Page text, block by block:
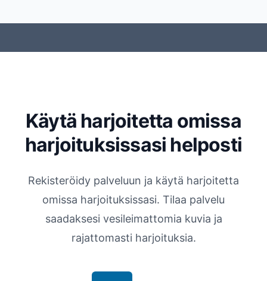
Käytä harjoitetta omissa
harjoituksissasi helposti
Rekisteröidy palveluun ja käytä harjoitetta
omissa harjoituksissasi. Tilaa palvelu
saadaksesi vesileimattomia kuvia ja
rajattomasti harjoituksia.